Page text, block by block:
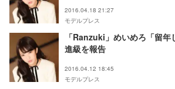
2016.04.18 21:27
モデルプレス
「Ranzuki」めいめろ「留年
進級を報告
2016.04.12 18:45
モデルプレス